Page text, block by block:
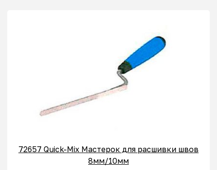
72657 Quick-Mix Мастерок для расшивки швов
8мм/10мм